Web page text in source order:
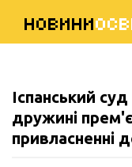
НОВИНИ
Іспанський
дружині
привласненні